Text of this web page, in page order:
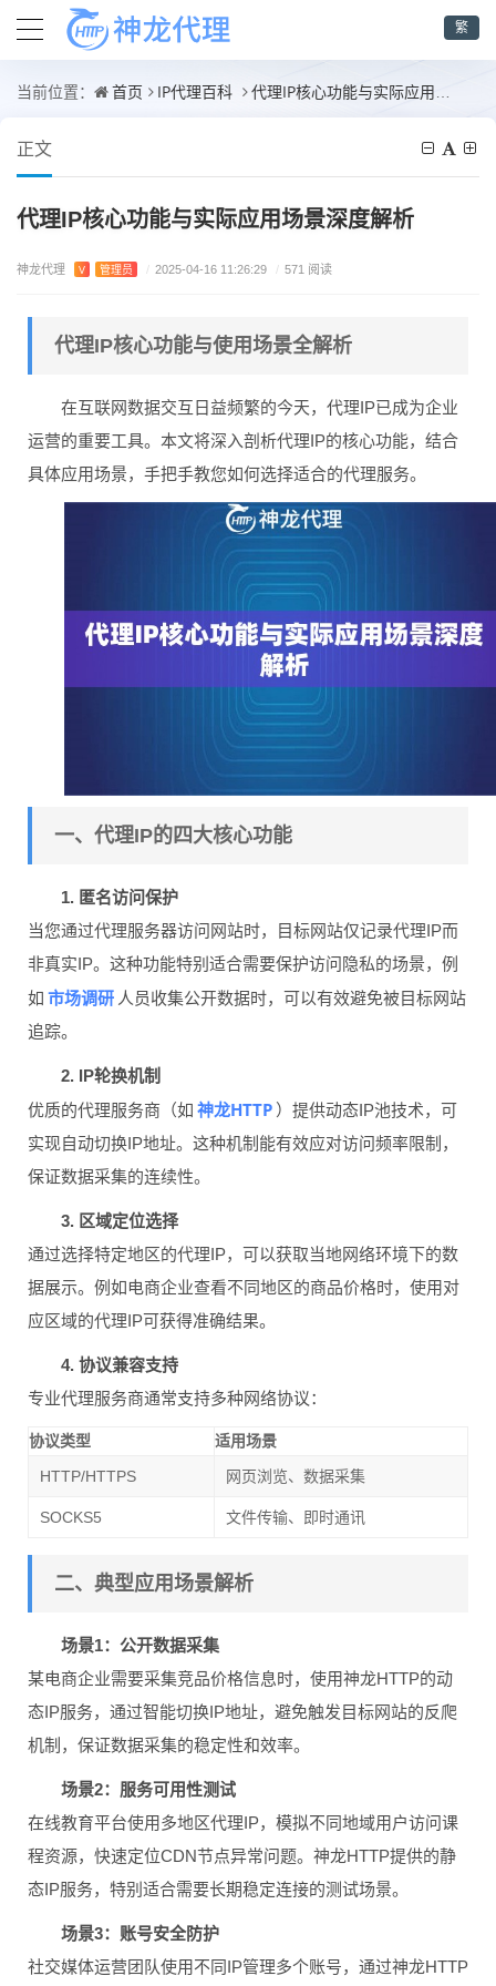
繁
当前位置： 首页 IP代理百科 代理IP核心功能与实际应用场景深度解析
正文
代理IP核心功能与实际应用场景深度解析
神龙代理 V 管理员 / 2025-04-16 11:26:29 / 571 阅读
代理IP核心功能与使用场景全解析
在互联网数据交互日益频繁的今天，代理IP已成为企业
运营的重要工具。本文将深入剖析代理IP的核心功能，结合
具体应用场景，手把手教您如何选择适合的代理服务。
一、代理IP的四大核心功能
1. 匿名访问保护
当您通过代理服务器访问网站时，目标网站仅记录代理IP而
非真实IP。这种功能特别适合需要保护访问隐私的场景，例
如 市场调研 人员收集公开数据时，可以有效避免被目标网站
追踪。
2. IP轮换机制
优质的代理服务商（如 神龙HTTP ）提供动态IP池技术，可
实现自动切换IP地址。这种机制能有效应对访问频率限制，
保证数据采集的连续性。
3. 区域定位选择
通过选择特定地区的代理IP，可以获取当地网络环境下的数
据展示。例如电商企业查看不同地区的商品价格时，使用对
应区域的代理IP可获得准确结果。
4. 协议兼容支持
专业代理服务商通常支持多种网络协议：
协议类型
适用场景
HTTP/HTTPS
网页浏览、数据采集
SOCKS5 文件传输、即时通讯
二、典型应用场景解析
场景1：公开数据采集
某电商企业需要采集竞品价格信息时，使用神龙HTTP的动
态IP服务，通过智能切换IP地址，避免触发目标网站的反爬
机制，保证数据采集的稳定性和效率。
场景2：服务可用性测试
在线教育平台使用多地区代理IP，模拟不同地域用户访问课
程资源，快速定位CDN节点异常问题。神龙HTTP提供的静
态IP服务，特别适合需要长期稳定连接的测试场景。
场景3：账号安全防护
社交媒体运营团队使用不同IP管理多个账号，通过神龙HTTP